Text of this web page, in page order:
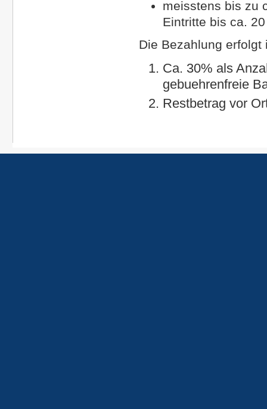
meisstens bis zu
Eintritte bis ca.
Die Bezahlung
Ca. 30% als
gebuehrenfreie
Restbetrag vor